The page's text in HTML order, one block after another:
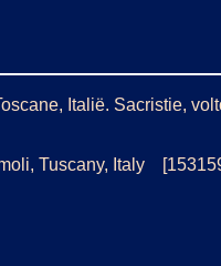
Italië. Sacristie,
Tuscany, Italy